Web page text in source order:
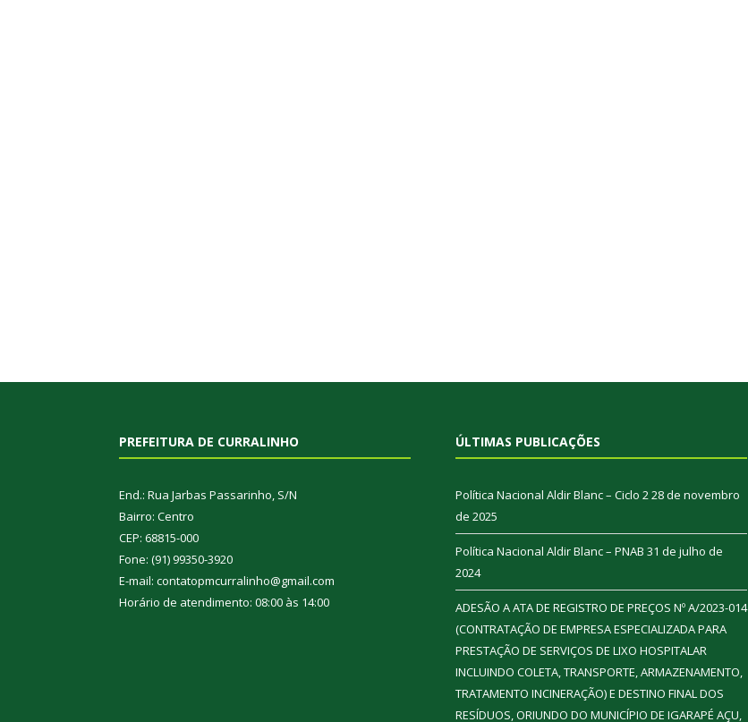
PREFEITURA DE CURRALINHO
End.: Rua Jarbas Passarinho, S/N
Bairro: Centro
CEP: 68815-000
Fone: (91) 99350-3920
E-mail: contatopmcurralinho@gmail.com
Horário de atendimento: 08:00 às 14:00
ÚLTIMAS PUBLICAÇÕES
Política Nacional Aldir Blanc – Ciclo 228 de novembro
de 2025
Política Nacional Aldir Blanc – PNAB 31 de julho de
2024
ADESÃO A ATA DE REGISTRO DE PREÇOS Nº A/2023-014
(CONTRATAÇÃO DE EMPRESA ESPECIALIZADA PARA
PRESTAÇÃO DE SERVIÇOS DE LIXO HOSPITALAR
INCLUINDO COLETA, TRANSPORTE, ARMAZENAMENTO,
TRATAMENTO INCINERAÇÃO) E DESTINO FINAL DOS
RESÍDUOS, ORIUNDO DO MUNICÍPIO DE IGARAPÉ AÇU,